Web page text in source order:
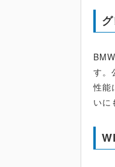
す。
性能
いに